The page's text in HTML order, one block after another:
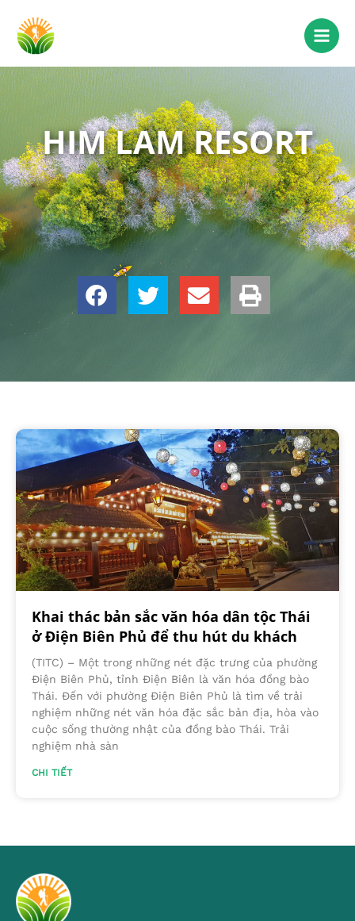
HIM LAM RESORT
Khai thác bản sắc văn hóa dân tộc Thái
ở Điện Biên Phủ để thu hút du khách
(TITC) – Một trong những nét đặc trưng của phường
Điện Biên Phủ, tỉnh Điện Biên là văn hóa đồng bào
Thái. Đến với phường Điện Biên Phủ là tìm về trải
nghiệm những nét văn hóa đặc sắc bản địa, hòa vào
cuộc sống thường nhật của đồng bào Thái. Trải
nghiệm nhà sàn
CHI TIẾT